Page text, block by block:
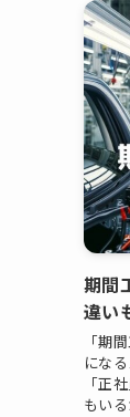
期間
違い
「期
にな
「正
もい